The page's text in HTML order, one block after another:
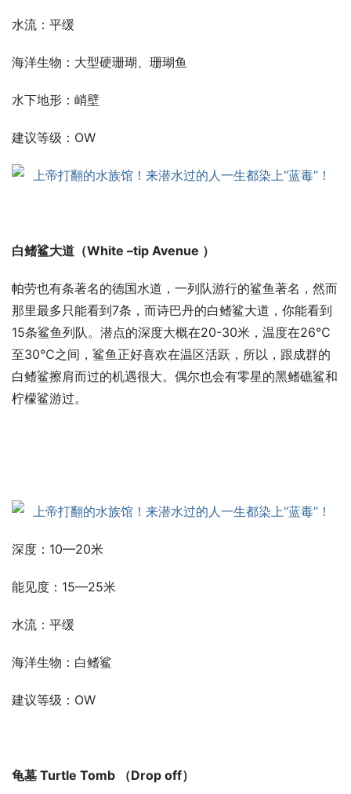
水流：平缓
海洋生物：大型硬珊瑚、珊瑚鱼
水下地形：峭壁
建议等级：OW
白鳍鲨大道（White –tip Avenue ）
帕劳也有条著名的德国水道，一列队游行的鲨鱼著名，然而
那里最多只能看到7条，而诗巴丹的白鳍鲨大道，你能看到
15条鲨鱼列队。潜点的深度大概在20-30米，温度在26℃
至30℃之间，鲨鱼正好喜欢在温区活跃，所以，跟成群的
白鳍鲨擦肩而过的机遇很大。偶尔也会有零星的黑鳍礁鲨和
柠檬鲨游过。
深度：10—20米
能见度：15—25米
水流：平缓
海洋生物：白鳍鲨
建议等级：OW
龟墓 Turtle Tomb （Drop off）